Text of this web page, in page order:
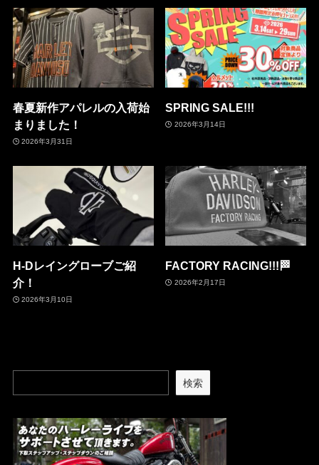
春夏新作アパレルの入荷始
まりました！
2026年3月31日
SPRING SALE!!!
2026年3月14日
H-Dレイングローブご紹
介！
2026年3月10日
FACTORY RACING!!!🏁
2026年2月17日
検索